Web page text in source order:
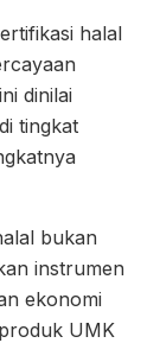
halal
dinilai
tingkat
bukan
instrumen
ekonomi
UMK